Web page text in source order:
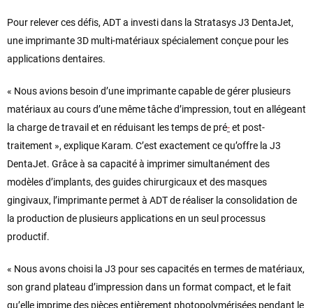
Pour relever ces défis, ADT a investi dans la Stratasys J3 DentaJet,
une imprimante 3D multi-matériaux spécialement conçue pour les
applications dentaires.
« Nous avions besoin d’une imprimante capable de gérer plusieurs
matériaux au cours d’une même tâche d’impression, tout en allégeant
la charge de travail et en réduisant les temps de pré-et post-
traitement », explique Karam. C’est exactement ce qu’offre la J3
DentaJet. Grâce à sa capacité à imprimer simultanément des
modèles d’implants, des guides chirurgicaux et des masques
gingivaux, l’imprimante permet à ADT de réaliser la consolidation de
la production de plusieurs applications en un seul processus
productif.
« Nous avons choisi la J3 pour ses capacités en termes de matériaux,
son grand plateau d’impression dans un format compact, et le fait
qu’elle imprime des pièces entièrement photopolymérisées pendant le